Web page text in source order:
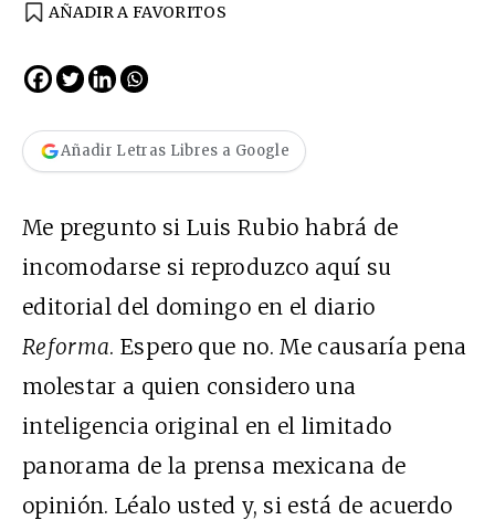
AÑADIR A FAVORITOS
Añadir Letras Libres a Google
Me pregunto si Luis Rubio habrá de
incomodarse si reproduzco aquí su
editorial del domingo en el diario
Reforma. Espero que no. Me causaría pena
molestar a quien considero una
inteligencia original en el limitado
panorama de la prensa mexicana de
opinión. Léalo usted y, si está de acuerdo